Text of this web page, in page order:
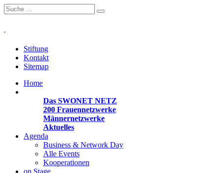
Stiftung
Kontakt
Sitemap
Home
Das SWONET NETZ
200 Frauen­netzwerke
Männernetzwerke
Aktuelles
Agenda
Business & Network Day
Alle Events
Kooperationen
on Stage